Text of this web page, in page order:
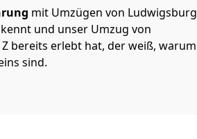
mit Umzügen von Ludwigsburg
und unser Umzug von
bereits erlebt hat, der weiß, warum
sind.